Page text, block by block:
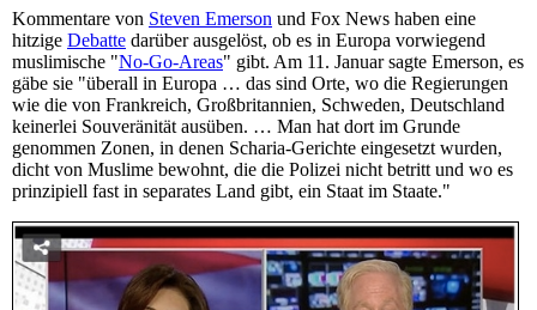
Kommentare von Steven Emerson und Fox News haben eine
hitzige Debatte darüber ausgelöst, ob es in Europa vorwiegend
muslimische "No-Go-Areas" gibt. Am 11. Januar sagte Emerson, es
gäbe sie "überall in Europa … das sind Orte, wo die Regierungen
wie die von Frankreich, Großbritannien, Schweden, Deutschland
keinerlei Souveränität ausüben. … Man hat dort im Grunde
genommen Zonen, in denen Scharia-Gerichte eingesetzt wurden,
dicht von Muslime bewohnt, die die Polizei nicht betritt und wo es
prinzipiell fast in separates Land gibt, ein Staat im Staate."